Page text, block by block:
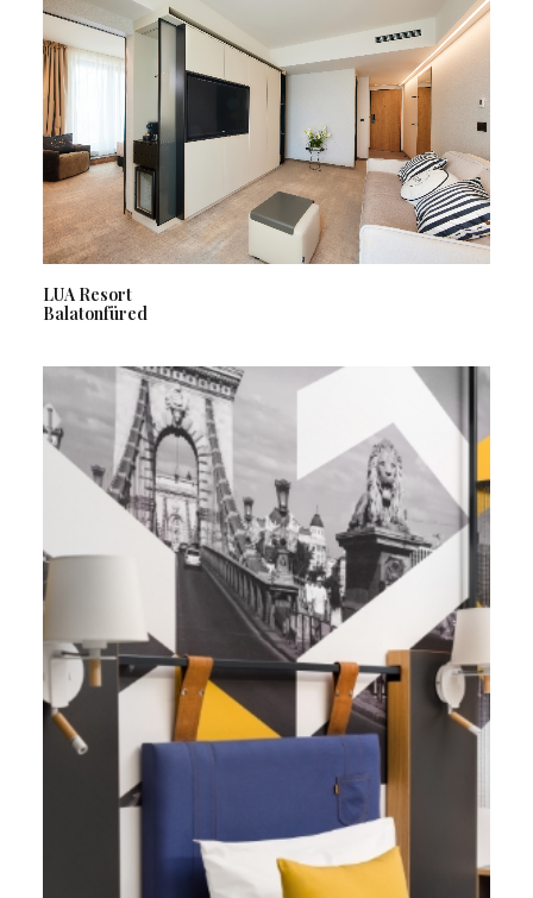
LUA Resort
Balatonfüred